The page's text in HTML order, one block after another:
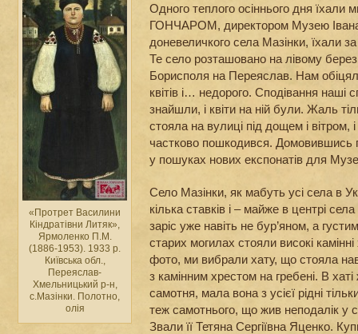
«Протрет Василини
Кіндратівни Литяк»,
Ярмоленко П.М.
(1886-1953). 1933 р.
Київська обл.,
Переяслав-
Хмельницький р-н,
с.Мазінки. Полотно,
олія
Одного теплого осіннього дня їхали
ГОНЧАРОМ, директором Музею
доневеличкого села Мазінки, їхали
Те село розташовано на лівому
Борисполя на Переяслав. Нам
квітів і… недорого. Сподівання
знайшли, і квіти на ній були. Жаль
стояла на вулиці під дощем і вітром,
частково пошкодився. Домовившись
у пошуках нових експонатів для
Село Мазінки, як мабуть усі села в
кілька ставків і – майже в центрі
заріс уже навіть не бур’яном, а
старих могилах стояли високі
фото, ми вибрали хату, що стояла
з камінним хрестом на гребені. В хаті
самотня, мала вона з усієї рідні
теж самотнього, що жив неподалік у
Звали її Тетяна Сергіївна Яценко.